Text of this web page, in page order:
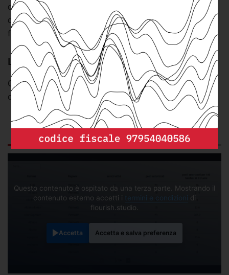
didata journalism
o anche per semplice consultazione. I
dati relativi ad asili nido e servizi prima infanzia sono di
fonte Istat.
La presenza di asili nido nei comuni italiani
Offerta di asili nido e servizi per la prima infanzia nei
comuni italiani (2018)
GRAFICO
Questo contenuto è ospitato da una terza parte. Mostrando il
contenuto esterno accetti i termini e condizioni di
flourish.studio.
Accetta Accetta e salva preferenza
DESCRIZIONE